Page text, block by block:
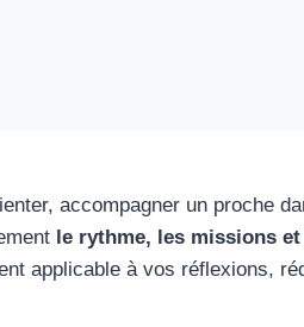
accompagner un proche
le rythme, les missions
applicable à vos réflexions,